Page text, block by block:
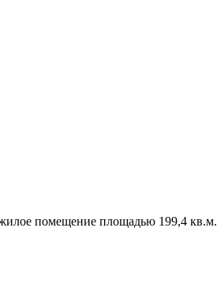
помещение площадью 199,4 кв.м.